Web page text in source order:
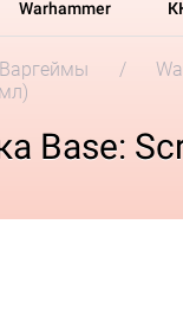
Warhammer
Варгеймы
Base: